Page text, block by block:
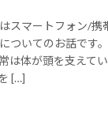
スマートフォン/携
ついてのお話です
は体が頭を支えて
[…]